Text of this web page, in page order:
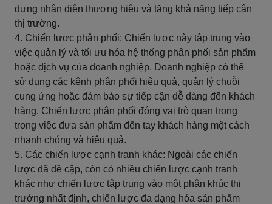
dựng nhận diện thương hiệu và tăng khả năng tiếp cận
thị trường.
4. Chiến lược phân phối: Chiến lược này tập trung vào
việc quản lý và tối ưu hóa hệ thống phân phối sản phẩm
hoặc dịch vụ của doanh nghiệp. Doanh nghiệp có thể
sử dụng các kênh phân phối hiệu quả, quản lý chuỗi
cung ứng hoặc đảm bảo sự tiếp cận dễ dàng đến khách
hàng. Chiến lược phân phối đóng vai trò quan trọng
trong việc đưa sản phẩm đến tay khách hàng một cách
nhanh chóng và hiệu quả.
5. Các chiến lược cạnh tranh khác: Ngoài các chiến
lược đã đề cập, còn có nhiều chiến lược cạnh tranh
khác như chiến lược tập trung vào một phân khúc thị
trường nhất định, chiến lược đa dạng hóa sản phẩm